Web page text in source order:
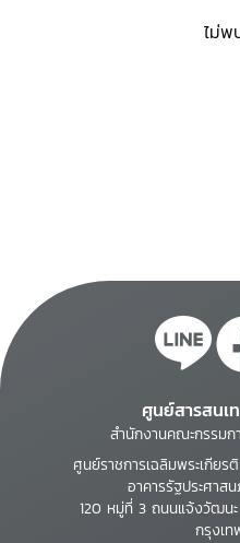
ไม่พ
ศูนย์สารสน
สำนักงานคณะกรรม
ศูนย์ราชการเฉลิมพระเกีย
อาคารรัฐประศาส
120 หมู่ที่ 3 ถนนแจ้งวัฒน
กรุงเท